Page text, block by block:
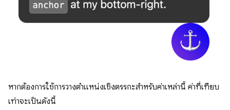
หากต้องการใช้การวางตำแหน่งเชิงตรรกะสำหรับค่าเหล่านี้ ค่าที่เทียบ
เท่าจะเป็นดังนี้